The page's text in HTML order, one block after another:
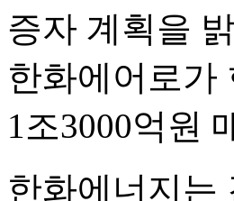
증자 계획을
한화에어로가
1조3000억원
한화에너지는